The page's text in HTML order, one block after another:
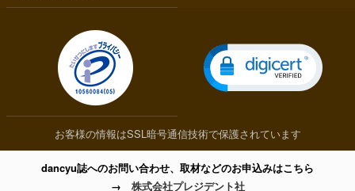
お客様の情報はSSL暗号通信技術で保護されています
dancyu誌へのお問い合わせ、取材などのお申込みはこちら
→ 株式会社プレジデント社